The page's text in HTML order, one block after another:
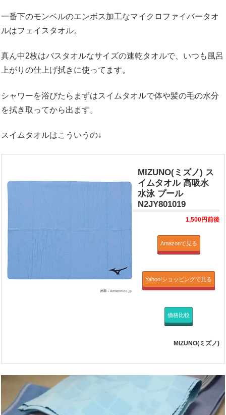
一番下のモンベルのエンボス加工なマイクロファイバータオ
ルはフェイスタオル。
真ん中2枚はバスタオルなサイズの速乾タオルで、いつも風呂
上がりの仕上げ拭きに使ってます。
シャワーを浴びたらまずはスイムタオルで体や髪の毛の水分
を拭き取ってから出ます。
スイムタオルはこういうの↓
MIZUNO(ミズノ) ス
イムタオル 高吸水
水泳 プール
N2JY801019
1,500円前後
Amazonで見る
Yahoo!ショッピングで見る
価格比較
MIZUNO(ミズノ)